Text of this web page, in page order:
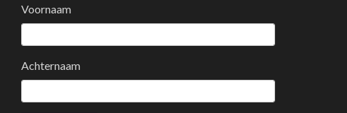
Voornaam
Achternaam